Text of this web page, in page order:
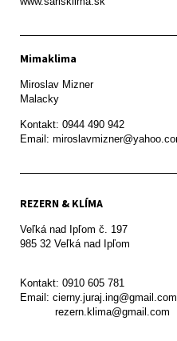
Mimaklima
Miroslav Mizner
Malacky
Kontakt: 0944 490 942
REZERN & KLÍMA
Veľká nad Ipľom č. 197
985 32 Veľká nad Ipľom
Kontakt: 0910 605 781
Email: cierny.juraj.ing@gmail.com
           rezern.klima@gmail.com